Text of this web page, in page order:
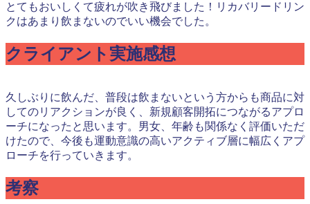
とてもおいしくて疲れが吹き飛びました！リカバリードリン
クはあまり飲まないのでいい機会でした。
クライアント実施感想
久しぶりに飲んだ、普段は飲まないという方からも商品に対
してのリアクションが良く、新規顧客開拓につながるアプロ
ーチになったと思います。男女、年齢も関係なく評価いただ
けたので、今後も運動意識の高いアクティブ層に幅広くアプ
ローチを行っていきます。
考察